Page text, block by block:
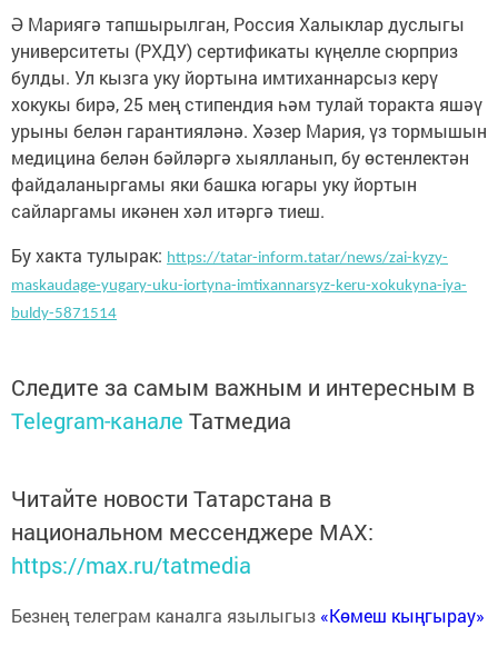
Ә Мариягә тапшырылган, Россия Халыклар дуслыгы
университеты (РХДУ) сертификаты күңелле сюрприз
булды. Ул кызга уку йортына имтиханнарсыз керү
хокукы бирә, 25 мең стипендия һәм тулай торакта яшәү
урыны белән гарантияләнә. Хәзер Мария, үз тормышын
медицина белән бәйләргә хыялланып, бу өстенлектән
файдаланыргамы яки башка югары уку йортын
сайларгамы икәнен хәл итәргә тиеш.
Бу хакта тулырак: https://tatar-inform.tatar/news/zai-kyzy-
maskaudage-yugary-uku-iortyna-imtixannarsyz-keru-xokukyna-iya-
buldy-5871514
Следите за самым важным и интересным в
Telegram-канале Татмедиа
Читайте новости Татарстана в
национальном мессенджере MАХ:
https://max.ru/tatmedia
Безнең телеграм каналга язылыгыз «Көмеш кыңгырау»